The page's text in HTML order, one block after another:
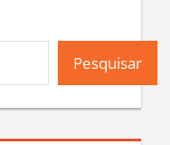
Pesquisar